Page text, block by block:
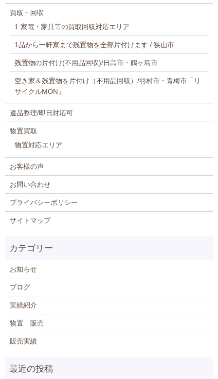
買取・回収
1.家電・家具等の買取回収対応エリア
1品から一軒家まで残置物を全部片付けます / 狭山市
残置物の片付け(不用品回収)/日高市・鶴ヶ島市
空き家＆残置物を片付け（不用品回収）/羽村市・青梅市「リ
サイクルMON」
遺品整理/即日対応可
物置買取
物置対応エリア
お客様の声
お問い合わせ
プライバシーポリシー
サイトマップ
お知らせ
ブログ
実績紹介
物置 販売
販売実績